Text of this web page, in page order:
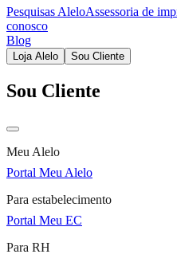
Pesquisas AleloAssessoria de
conosco
Blog
Loja Alelo Sou Cliente
Sou Cliente
Meu Alelo
Portal Meu Alelo
Para estabelecimento
Portal Meu EC
Para RH